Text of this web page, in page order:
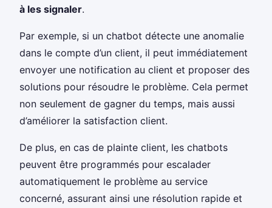
à les signaler.
Par exemple, si un chatbot détecte une anomalie
dans le compte d’un client, il peut immédiatement
envoyer une notification au client et proposer des
solutions pour résoudre le problème. Cela permet
non seulement de gagner du temps, mais aussi
d’améliorer la satisfaction client.
De plus, en cas de plainte client, les chatbots
peuvent être programmés pour escalader
automatiquement le problème au service
concerné, assurant ainsi une résolution rapide et